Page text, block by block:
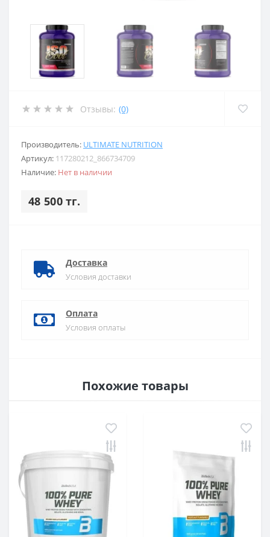
Отзывы: (0)
Производитель: ULTIMATE NUTRITION
Артикул: 117280212_866734709
Наличие: Нет в наличии
48 500 тг.
Доставка
Условия доставки
Оплата
Условия оплаты
Похожие товары